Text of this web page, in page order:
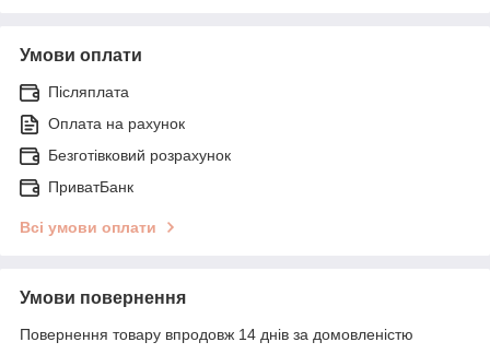
Умови оплати
Післяплата
Оплата на рахунок
Безготівковий розрахунок
ПриватБанк
Всі умови оплати
Умови повернення
Повернення товару впродовж 14 днів за домовленістю